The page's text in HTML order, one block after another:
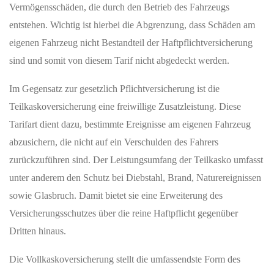
Vermögensschäden, die durch den Betrieb des Fahrzeugs
entstehen. Wichtig ist hierbei die Abgrenzung, dass Schäden am
eigenen Fahrzeug nicht Bestandteil der Haftpflichtversicherung
sind und somit von diesem Tarif nicht abgedeckt werden.
Im Gegensatz zur gesetzlich Pflichtversicherung ist die
Teilkaskoversicherung eine freiwillige Zusatzleistung. Diese
Tarifart dient dazu, bestimmte Ereignisse am eigenen Fahrzeug
abzusichern, die nicht auf ein Verschulden des Fahrers
zurückzuführen sind. Der Leistungsumfang der Teilkasko umfasst
unter anderem den Schutz bei Diebstahl, Brand, Naturereignissen
sowie Glasbruch. Damit bietet sie eine Erweiterung des
Versicherungsschutzes über die reine Haftpflicht gegenüber
Dritten hinaus.
Die Vollkaskoversicherung stellt die umfassendste Form des